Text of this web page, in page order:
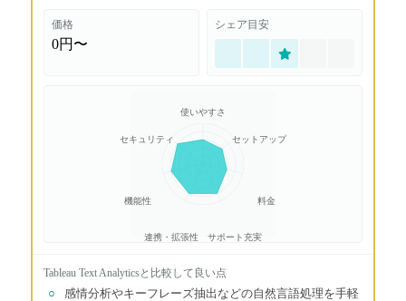
価格
0円〜
シェア目安
使いやすさ
セットアップ
料金
サポート充実
連携・拡張性
機能性
セキュリティ
Tableau Text Analyticsと比較して良い点
○
感情分析やキーフレーズ抽出などの自然言語処理を手軽